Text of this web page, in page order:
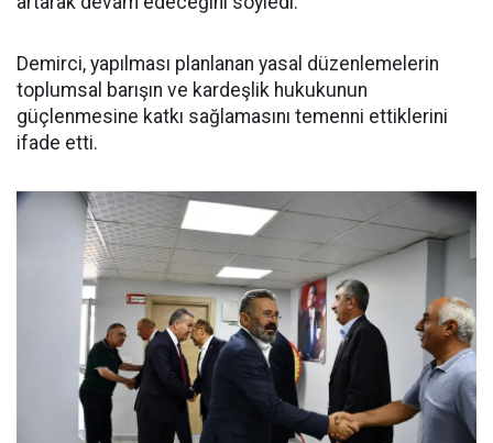
Demirci, yapılması planlanan yasal düzenlemelerin
toplumsal barışın ve kardeşlik hukukunun
güçlenmesine katkı sağlamasını temenni ettiklerini
ifade etti.